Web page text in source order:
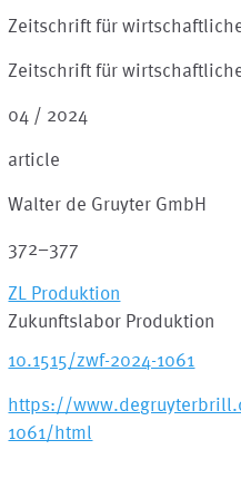
Zeitschrift für
Zeitschrift für
04 / 2024
article
Walter de Gruyter GmbH
372–377
ZL Produktion
Zukunftslabor Produktion
10.1515/zwf-2024-1061
https://
1061/html